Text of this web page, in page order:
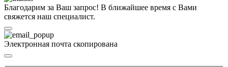
Благодарим за Ваш запрос! В ближайшее время с Вами
свяжется наш специалист.
Электронная почта скопирована